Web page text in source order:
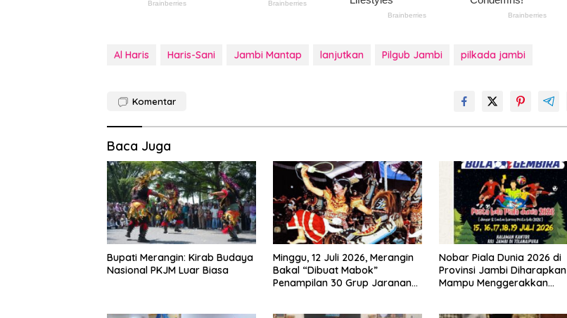
Al Haris Haris-Sani Jambi Mantap lanjutkan Pilgub Jambi pilkada jambi
Komentar
Baca Juga
Bupati Merangin: Kirab Budaya
Nasional PKJM Luar Biasa
Minggu, 12 Juli 2026, Merangin
Bakal “Dibuat Mabok”
Penampilan 30 Grup Jaranan
Nobar Piala Dunia 2026 di
Provinsi Jambi Diharapkan
Mampu Menggerakkan